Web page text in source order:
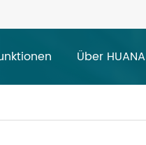
Über HUANA